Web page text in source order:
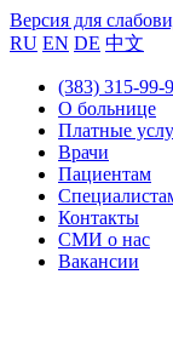
Версия для
RU EN DE 中文
(383) 315-99-
О больнице
Платные
Врачи
Пациентам
Контакты
СМИ о нас
Вакансии